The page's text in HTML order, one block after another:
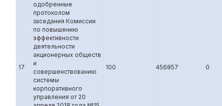
17
одобренные
протоколом
заседания Комиссии
по повышению
эффективности
деятельности
акционерных обществ
и
совершенствованию
системы
корпоративного
управления от 20
100 456857 0